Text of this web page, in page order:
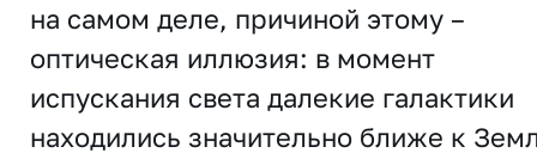
на самом деле, причиной этому –
оптическая иллюзия: в момент
испускания света далекие галактики
находились значительно ближе к